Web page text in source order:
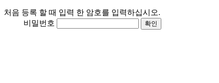
처음 등록 할 때 입력 한 암호를 입력하십시오.
비밀번호